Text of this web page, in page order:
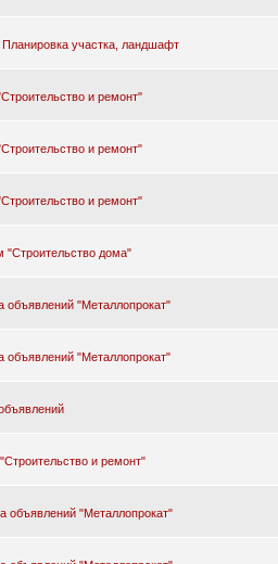
участка, ландшафт
и ремонт"
и ремонт"
и ремонт"
"Строительство дома"
объявлений "Металлопрокат"
объявлений "Металлопрокат"
и ремонт"
объявлений "Металлопрокат"